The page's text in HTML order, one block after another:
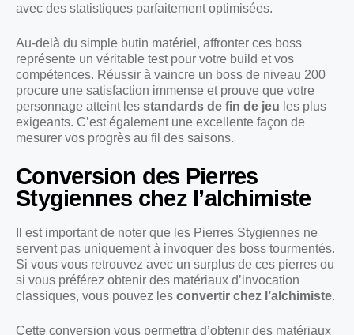
avec des statistiques parfaitement optimisées.
Au-delà du simple butin matériel, affronter ces boss
représente un véritable test pour votre build et vos
compétences. Réussir à vaincre un boss de niveau 200
procure une satisfaction immense et prouve que votre
personnage atteint les standards de fin de jeu les plus
exigeants. C’est également une excellente façon de
mesurer vos progrès au fil des saisons.
Conversion des Pierres
Stygiennes chez l’alchimiste
Il est important de noter que les Pierres Stygiennes ne
servent pas uniquement à invoquer des boss tourmentés.
Si vous vous retrouvez avec un surplus de ces pierres ou
si vous préférez obtenir des matériaux d’invocation
classiques, vous pouvez les convertir chez l’alchimiste.
Cette conversion vous permettra d’obtenir des matériaux